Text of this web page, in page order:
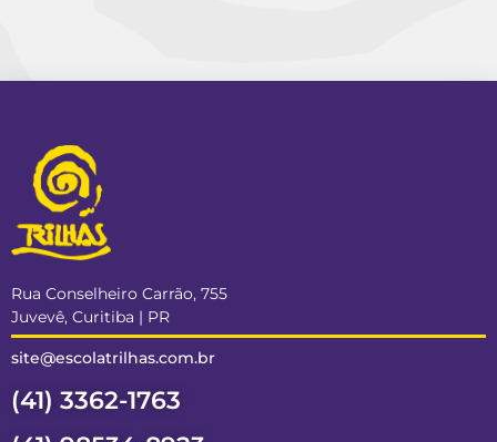
Rua Conselheiro Carrão, 755
Juvevê, Curitiba | PR
site@escolatrilhas.com.br
(41) 3362-1763